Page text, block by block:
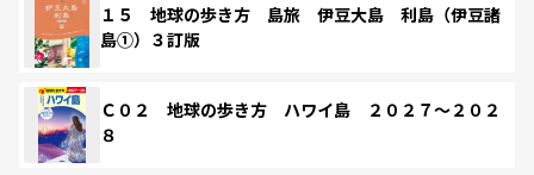
１５ 地球の歩き方 島旅 伊豆大島 利島（伊豆諸
島①）３訂版
Ｃ０２ 地球の歩き方 ハワイ島 ２０２７～２０２
８